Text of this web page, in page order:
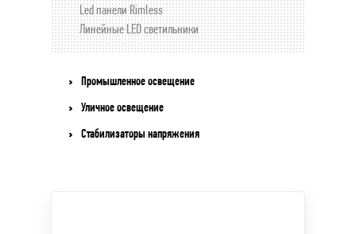
Led панели Rimless
Линейные LED светильники
Промышленное освещение
Уличное освещение
Стабилизаторы напряжения